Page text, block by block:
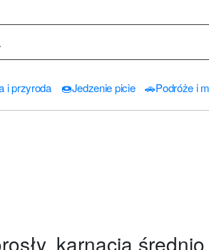
i przyroda 🍩Jedzenie picie 🚗Podróże i
karnacja średnio